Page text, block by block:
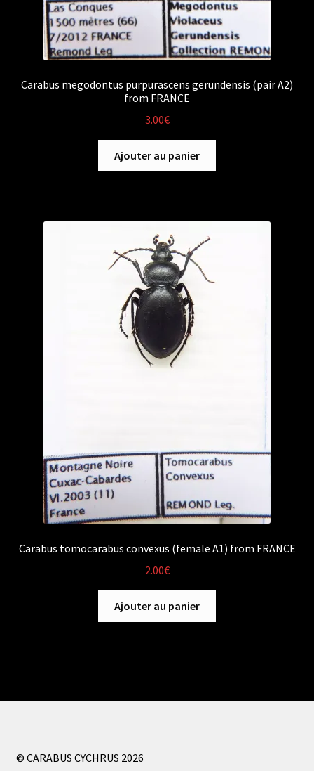
Carabus megodontus purpurascens gerundensis (pair A2)
from FRANCE
3.00€
Ajouter au panier
Carabus tomocarabus convexus (female A1) from FRANCE
2.00€
Ajouter au panier
© CARABUS CYCHRUS 2026